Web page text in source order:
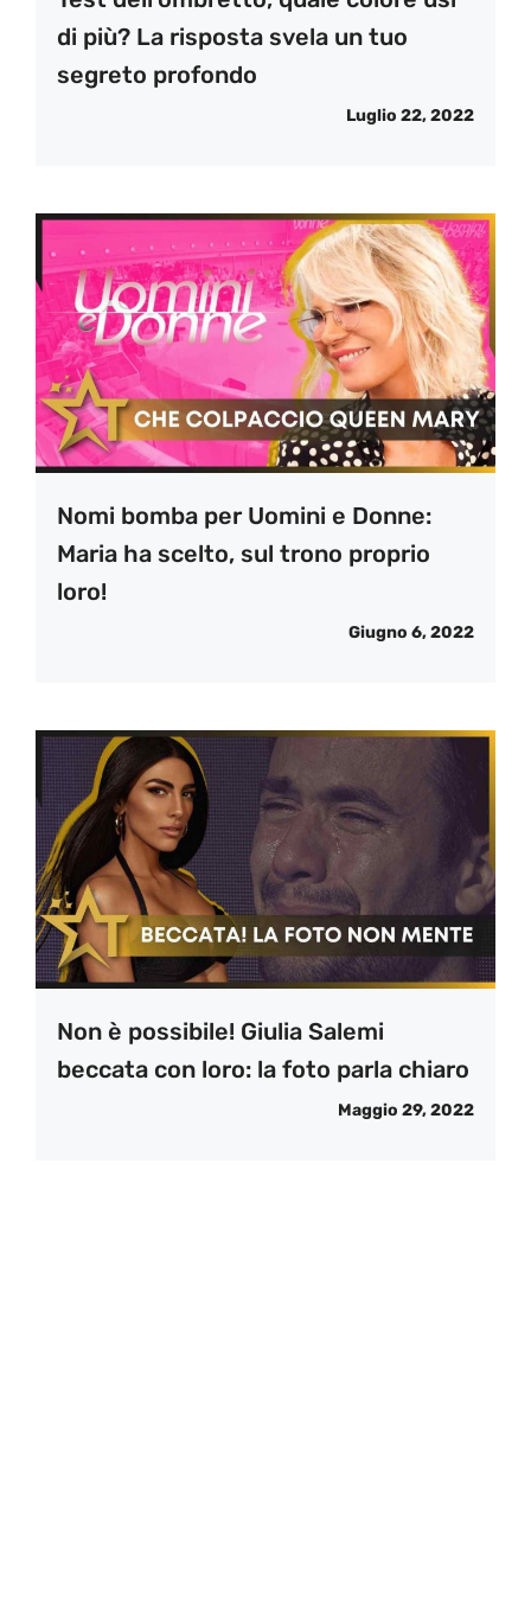
di più? La risposta svela un tuo
segreto profondo
Luglio 22, 2022
Nomi bomba per Uomini e Donne:
Maria ha scelto, sul trono proprio
loro!
Giugno 6, 2022
Non è possibile! Giulia Salemi
beccata con loro: la foto parla chiaro
Maggio 29, 2022